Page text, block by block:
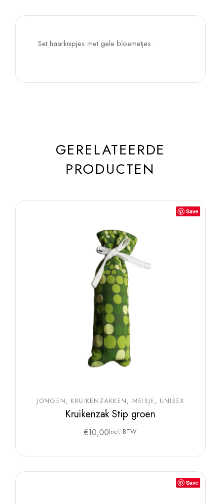
Set haarknipjes met gele bloemetjes.
GERELATEERDE
PRODUCTEN
Save
JONGEN KRUIKENZAKKEN MEISJE UNISEX
Kruikenzak Stip groen
€10,00Incl. BTW
Save